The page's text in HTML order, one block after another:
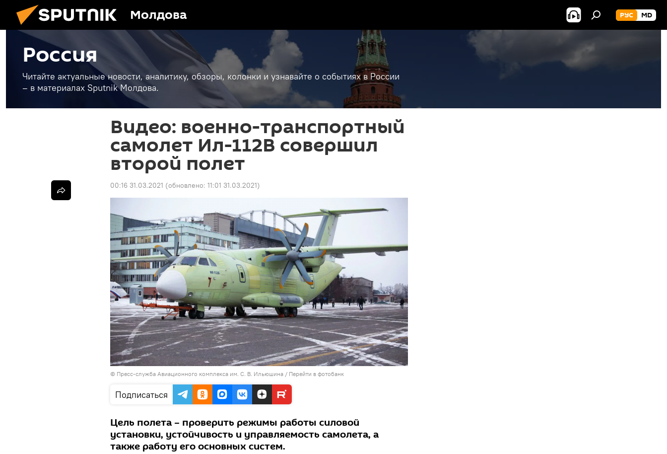
Молдова РУС MD
Россия
Читайте актуальные новости, аналитику, обзоры, колонки и узнавайте о событиях в России
– в материалах Sputnik Молдова.
Видео: военно-транспортный
самолет Ил-112В совершил
второй полет
00:16 31.03.2021 (обновлено: 11:01 31.03.2021)
© Пресс-служба Авиационного комплекса им. С. В. Ильюшина / Перейти в фотобанк
Подписаться
Цель полета – проверить режимы работы силовой
установки, устойчивость и управляемость самолета, а
также работу его основных систем.